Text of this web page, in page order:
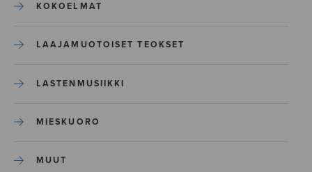
KOKOELMAT
LAAJAMUOTOISET TEOKSET
LASTENMUSIIKKI
MIESKUORO
MUUT